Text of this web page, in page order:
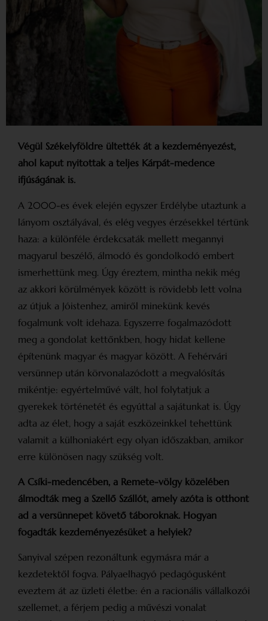
Végül Székelyföldre ültették át a kezdeményezést,
ahol kaput nyitottak a teljes Kárpát-medence
ifjúságának is.
A 2000-es évek elején egyszer Erdélybe utaztunk a
lányom osztályával, és elég vegyes érzésekkel tértünk
haza: a különféle érdek­csaták mellett megannyi
magyarul beszélő, álmodó és gondolkodó embert
ismerhettünk meg. Úgy éreztem, mintha nekik még
az akkori körülmények között is rövidebb lett volna
az útjuk a Jóistenhez, amiről minekünk kevés
fogalmunk volt idehaza. Egyszerre fogalmazódott
meg a gondolat kettőnkben, hogy hidat kellene
építenünk magyar és magyar között. A Fehérvári
versünnep után körvonalazódott a megvalósítás
mikéntje: egyértelművé vált, hol folytatjuk a
gyerekek történetét és egyúttal a sajátunkat is. Úgy
adta az élet, hogy a saját eszközeinkkel tehettünk
valamit a külhoniakért egy olyan időszakban, amikor
erre különösen nagy szükség volt.
A Csíki-medencében, a Remete-völgy közelében
álmodták meg a Szellő Szállót, amely azóta is otthont
ad a versünnepet követő táboroknak. Hogyan
fogadták kezdeményezésüket a helyiek?
Sanyival szépen rezonáltunk egymásra már a
kezdetektől fogva. Pályaelhagyó pedagógusként
eveztem át az üzleti életbe: én a racionális vállalkozói
szellemet, a férjem pedig a művészi vonalat